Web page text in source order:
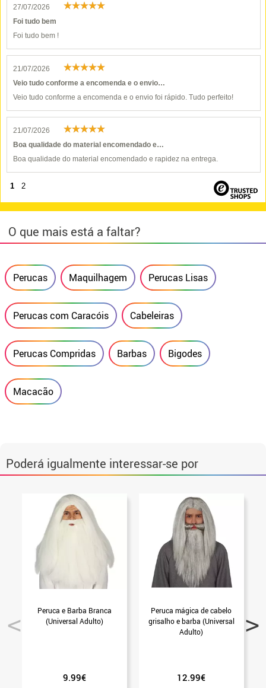
27/07/2026
Foi tudo bem
Foi tudo bem !
21/07/2026
Veio tudo conforme a encomenda e o envio…
Veio tudo conforme a encomenda e o envio foi rápido. Tudo perfeito!
21/07/2026
Boa qualidade do material encomendado e…
Boa qualidade do material encomendado e rapidez na entrega.
1 2
O que mais está a faltar?
Perucas Maquilhagem Perucas Lisas
Perucas com Caracóis Cabeleiras
Perucas Compridas Barbas Bigodes
Macacão
Poderá igualmente interessar-se por
Peruca e Barba Branca
(Universal Adulto)
9.99€
Peruca mágica de cabelo
grisalho e barba (Universal
Adulto)
12.99€